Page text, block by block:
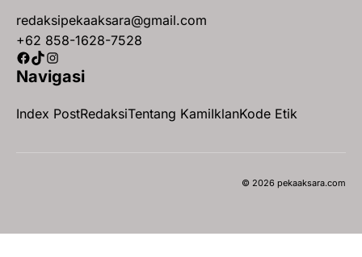
redaksipekaaksara@gmail.com
+62 858-1628-7528
Facebook
TikTok
Instagram
Navigasi
Index PostRedaksiTentang KamiIklanKode Etik
© 2026 pekaaksara.com